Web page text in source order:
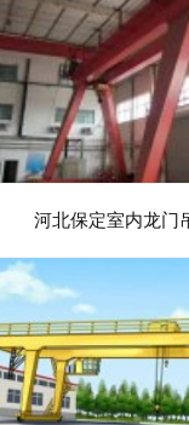
河北保定室内龙门